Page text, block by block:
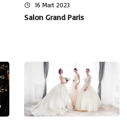
kendi yolculuğunu içerir.
Yeteneğin doğuşundan
ve model olma yolunda
söyleşi, Arzu Yanardağ’ın
16 Mart 2023
Salon Grand Paris